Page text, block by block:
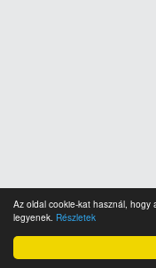
Az oldal cookie-kat használ,
legyenek. Részletek